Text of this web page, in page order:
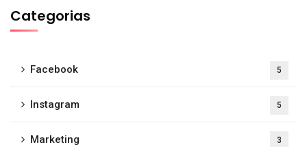
Categorias
Facebook 5
Instagram 5
Marketing 3